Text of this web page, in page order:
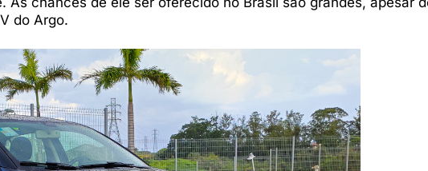
do Argo.